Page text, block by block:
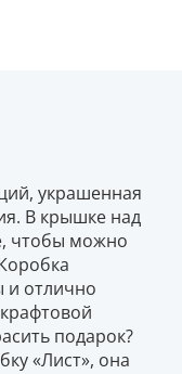
украшенная
В крышке над
чтобы можно
и отлично
подарок?
«Лист», она